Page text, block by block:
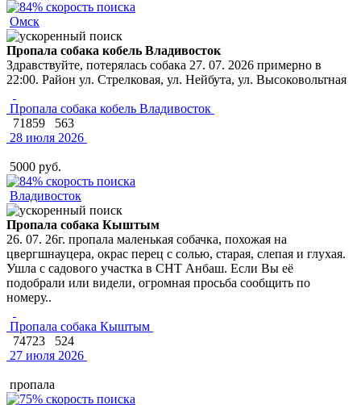
Омск
Пропала собака кобель Владивосток
Здравствуйте, потерялась собака 27. 07. 2026 примерно в
22:00. Район ул. Стрелковая, ул. Нейбута, ул. Высоковольтная
Пропала собака кобель Владивосток
71859
563
28 июля 2026
5000 руб.
Владивосток
Пропала собака Кыштым
26. 07. 26г. пропала маленькая собачка, похожая на
цвергшнауцера, окрас перец с солью, старая, слепая и глухая.
Ушла с садового участка в СНТ Анбаш. Если Вы её
подобрали или видели, огромная просьба сообщить по
номеру..
Пропала собака Кыштым
74723
524
27 июля 2026
пропала